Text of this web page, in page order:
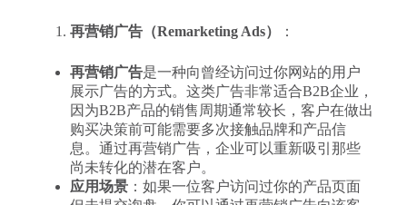
再营销广告（Remarketing Ads） ：
再营销广告是一种向曾经访问过你网站的用户
展示广告的方式。这类广告非常适合B2B企业，
因为B2B产品的销售周期通常较长，客户在做出
购买决策前可能需要多次接触品牌和产品信
息。通过再营销广告，企业可以重新吸引那些
尚未转化的潜在客户。
应用场景：如果一位客户访问过你的产品页面